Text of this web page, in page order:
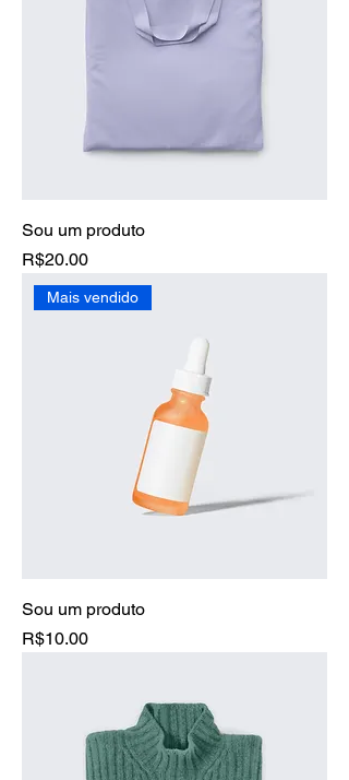
Sou um produto
Price
R$20.00
Mais vendido
Sou um produto
Price
R$10.00